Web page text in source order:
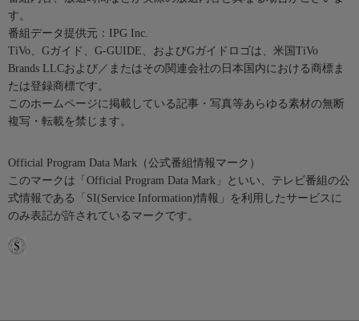
す。
番組データ提供元：IPG Inc.
TiVo、Gガイド、G-GUIDE、およびGガイドロゴは、米国TiVo
Brands LLCおよび／またはその関連会社の日本国内における商標ま
たは登録商標です。
このホームページに掲載している記事・写真等あらゆる素材の無断
複写・転載を禁じます。
Official Program Data Mark（公式番組情報マーク）
このマークは「Official Program Data Mark」といい、テレビ番組の公
式情報である「SI(Service Information)情報」を利用したサービスに
のみ表記が許されているマークです。